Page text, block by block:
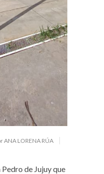
ANA LORENA RÚA
de Jujuy que